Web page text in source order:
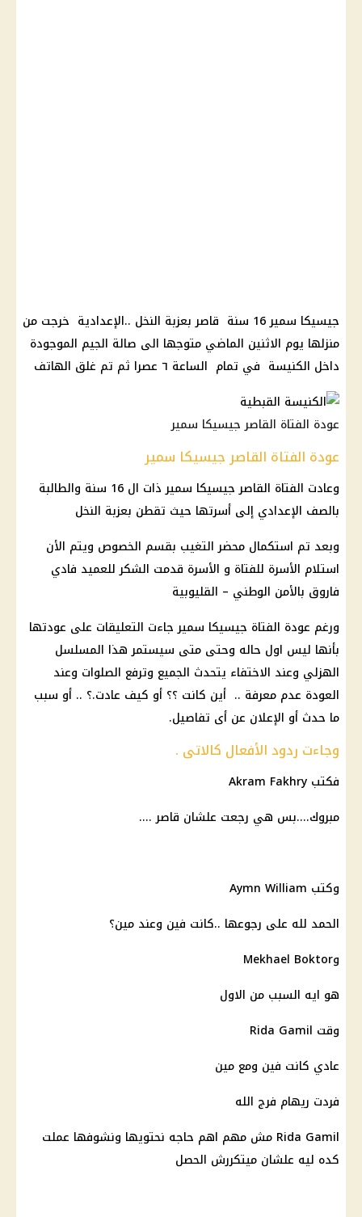
جيسيكا سمير 16 سنة قاصر بعزبة النخل ..الإعدادية خرجت من
منزلها يوم الاثنين الماضي متوجها الى صالة الجيم الموجودة
داخل الكنيسة في تمام الساعة ٦ عصرا ثم تم غلق الهاتف
عودة الفتاة القاصر جيسيكا سمير
عودة الفتاة القاصر جيسيكا سمير
وعادت الفتاة القاصر جيسيكا سمير ذات ال 16 سنة والطالبة
بالصف الإعدادي إلى أسرتها حيث تقطن بعزبة النخل
وبعد تم استكمال محضر التغيب بقسم الخصوص ويتم الأن
استلام الأسرة للفتاة و الأسرة قدمت الشكر للعميد فادي
فاروق بالأمن الوطني – القليوبية
ورغم عودة الفتاة جيسيكا سمير جاءت التعليقات على عودتها
بأنها ليس اول حاله وحتى متى سيستمر هذا المسلسل
الهزلي وعند الاختفاء يتحدث الجميع وترفع الصلوات وعند
العودة عدم معرفة .. أين كانت ؟؟ أو كيف عادت.؟ .. أو سبب
ما حدث أو الإعلان عن أى تفاصيل.
وجاءت ردود الأفعال كالاتى .
فكتب Akram Fakhry
مبروك....بس هي رجعت علشان قاصر ....
وكتب Aymn William
الحمد لله على رجوعها ..كانت فين وعند مين؟
وMekhael Boktor
هو ايه السبب من الاول
وقت Rida Gamil
عادي كانت فين ومع مين
فردت ريهام فرج الله
Rida Gamil مش مهم اهم حاجه نحتويها ونشوفها عملت
كده ليه علشان ميتكررش الحصل